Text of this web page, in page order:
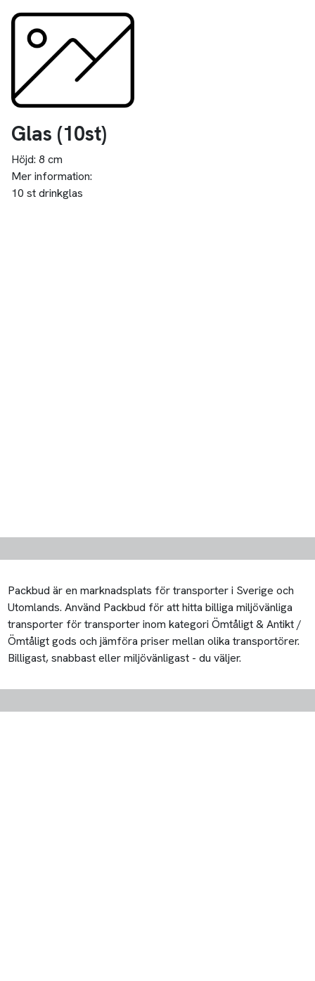
Glas (10st)
Höjd: 8 cm
Mer information:
10 st drinkglas
Packbud är en marknadsplats för transporter i Sverige och
Utomlands. Använd Packbud för att hitta billiga miljövänliga
transporter för transporter inom kategori Ömtåligt & Antikt /
Ömtåligt gods och jämföra priser mellan olika transportörer.
Billigast, snabbast eller miljövänligast - du väljer.